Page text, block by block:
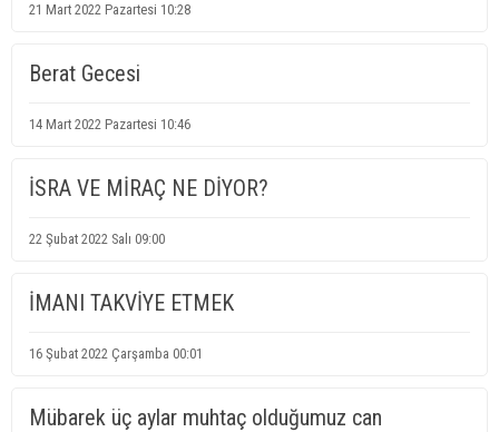
21 Mart 2022 Pazartesi 10:28
Berat Gecesi
14 Mart 2022 Pazartesi 10:46
İSRA VE MİRAÇ NE DİYOR?
22 Şubat 2022 Salı 09:00
İMANI TAKVİYE ETMEK
16 Şubat 2022 Çarşamba 00:01
Mübarek üç aylar muhtaç olduğumuz can